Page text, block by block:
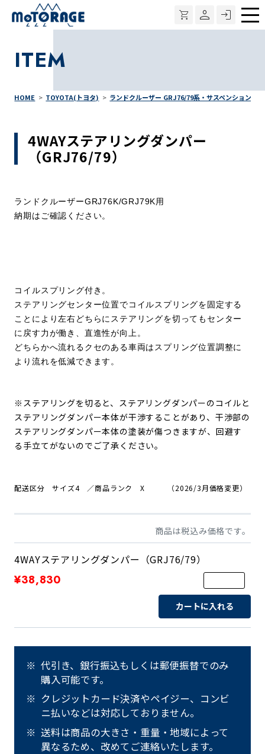
ITEM
HOME TOYOTA(トヨタ) ランドクルーザー GRJ76/79系・サスペンション
4WAYステアリングダンパー
（GRJ76/79）
ランドクルーザーGRJ76K/GRJ79K用
納期はご確認ください。
コイルスプリング付き。
ステアリングセンター位置でコイルスプリングを固定する
ことにより左右どちらにステアリングを切ってもセンター
に戻す力が働き、直進性が向上。
どちらかへ流れるクセのある車両はスプリング位置調整に
より流れを低減できます。
※ステアリングを切ると、ステアリングダンパーのコイルと
ステアリングダンパー本体が干渉することがあり、 干渉部の
ステアリングダンパー本体の塗装が傷つきますが、回避す
る手立てがないのでご了承ください。
配送区分 サイズ4 ／商品ランク X （2026/3月価格変更）
商品は税込み価格です。
4WAYステアリングダンパー（GRJ76/79）
¥38,830
カートに入れる
代引き、銀行振込もしくは郵便振替でのみ
購入可能です。
クレジットカード決済やペイジー、コンビ
ニ払いなどは対応しておりません。
送料は商品の大きさ・重量・地域によって
異なるため、改めてご連絡いたします。
メ